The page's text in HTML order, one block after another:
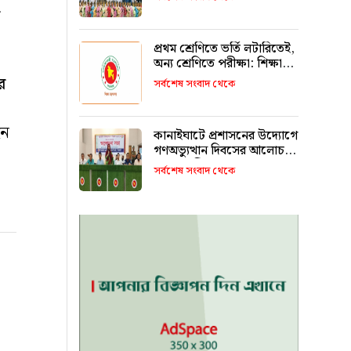
রাখবে : কয়েস লোদী
প্রথম শ্রেণিতে ভর্তি লটারিতেই,
অন্য শ্রেণিতে পরীক্ষা: শিক্ষা
মন্ত্রণালয়
সর্বশেষ সংবাদ থেকে
কানাইঘাটে প্রশাসনের উদ্যোগে
গণঅভ্যুত্থান দিবসের আলোচনা
সভা অনুষ্ঠিত
সর্বশেষ সংবাদ থেকে